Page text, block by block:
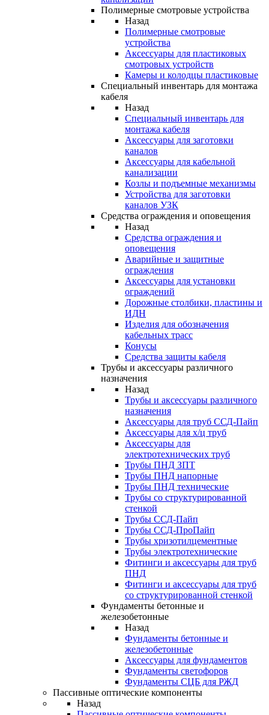
Полимерные смотровые устройства
Назад
Полимерные смотровые
устройства
Аксессуары для пластиковых
смотровых устройств
Камеры и колодцы пластиковые
Специальный инвентарь для монтажа
кабеля
Назад
Специальный инвентарь для
монтажа кабеля
Аксессуары для заготовки
каналов
Аксессуары для кабельной
канализации
Козлы и подъемные механизмы
Устройства для заготовки
каналов УЗК
Средства ограждения и оповещения
Назад
Средства ограждения и
оповещения
Аварийные и защитные
ограждения
Аксессуары для установки
ограждений
Дорожные столбики, пластины и
ИДН
Изделия для обозначения
кабельных трасс
Конусы
Средства защиты кабеля
Трубы и аксессуары различного
назначения
Назад
Трубы и аксессуары различного
назначения
Аксессуары для труб ССД-Пайп
Аксессуары для х/ц труб
Аксессуары для
электротехнических труб
Трубы ПНД ЗПТ
Трубы ПНД напорные
Трубы ПНД технические
Трубы со структурированной
стенкой
Трубы ССД-Пайп
Трубы ССД-ПроПайп
Трубы хризотилцементные
Трубы электротехнические
Фитинги и аксессуары для труб
ПНД
Фитинги и аксессуары для труб
со структурированной стенкой
Фундаменты бетонные и
железобетонные
Назад
Фундаменты бетонные и
железобетонные
Аксессуары для фундаментов
Фундаменты светофоров
Фундаменты СЦБ для РЖД
Пассивные оптические компоненты
Назад